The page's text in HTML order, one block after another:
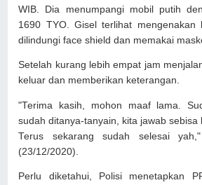
WIB. Dia menumpangi mobil putih
1690 TYO. Gisel terlihat mengenakan
dilindungi face shield dan memakai
Setelah kurang lebih empat jam
keluar dan memberikan keterangan.
"Terima kasih, mohon maaf lama.
sudah ditanya-tanyain, kita jawab sebisa
Terus sekarang sudah selesai
(23/12/2020).
Perlu diketahui, Polisi menetapkan